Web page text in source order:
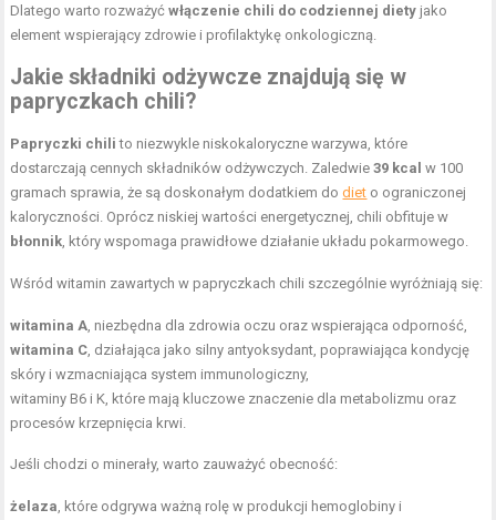
Dlatego warto rozważyćwłączenie chili do codziennej diety jako
element wspierający zdrowie i profilaktykę onkologiczną.
Jakie składniki odżywcze znajdują się w
papryczkach chili?
Papryczki chili to niezwykle niskokaloryczne warzywa, które
dostarczają cennych składników odżywczych. Zaledwie39 kcal w 100
gramach sprawia, że są doskonałym dodatkiem dodiet o ograniczonej
kaloryczności. Oprócz niskiej wartości energetycznej, chili obfituje w
błonnik , który wspomaga prawidłowe działanie układu pokarmowego.
Wśród witamin zawartych w papryczkach chili szczególnie wyróżniają się:
witamina A , niezbędna dla zdrowia oczu oraz wspierająca odporność,
witamina C , działająca jako silny antyoksydant, poprawiająca kondycję
skóry i wzmacniająca system immunologiczny,
witaminy B6 i K, które mają kluczowe znaczenie dla metabolizmu oraz
procesów krzepnięcia krwi.
Jeśli chodzi o minerały, warto zauważyć obecność:
żelaza , które odgrywa ważną rolę w produkcji hemoglobiny i